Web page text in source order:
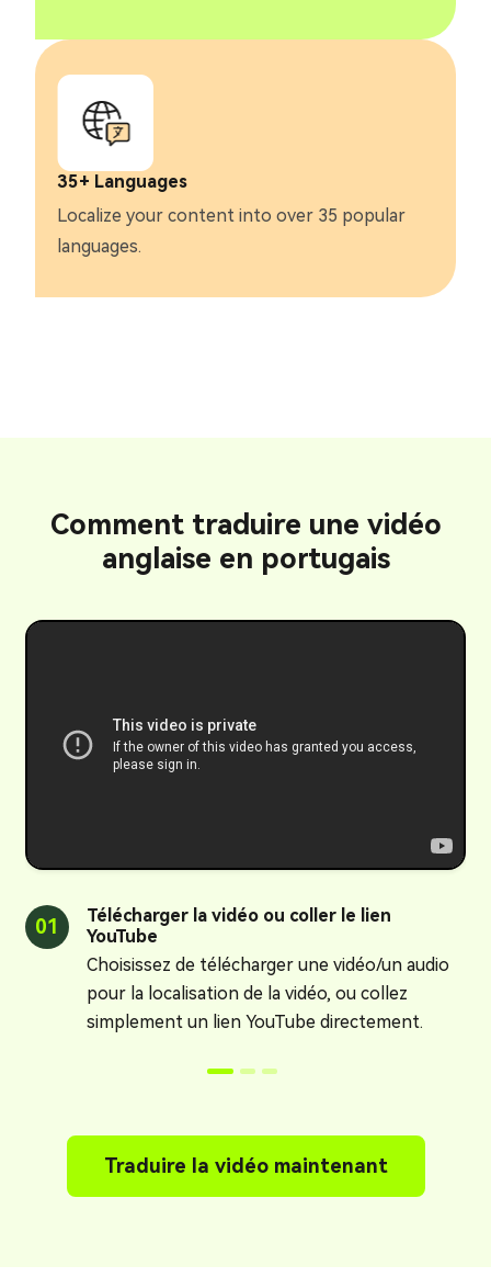
35+ Languages
Localize your content into over 35 popular
languages.
Comment traduire une vidéo
anglaise en portugais
01
Télécharger la vidéo ou coller le lien
YouTube
Choisissez de télécharger une vidéo/un audio
pour la localisation de la vidéo, ou collez
simplement un lien YouTube directement.
Traduire la vidéo maintenant